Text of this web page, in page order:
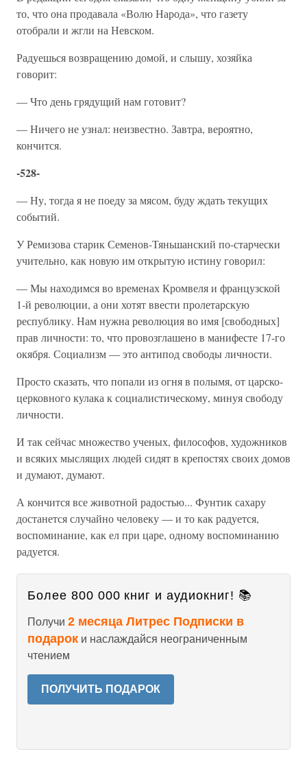
то, что она продавала «Волю Народа», что газету
отобрали и жгли на Невском.
Радуешься возвращению домой, и слышу, хозяйка
говорит:
— Что день грядущий нам готовит?
— Ничего не узнал: неизвестно. Завтра, вероятно,
кончится.
-528-
— Ну, тогда я не поеду за мясом, буду ждать текущих
событий.
У Ремизова старик Семенов-Тяньшанский по-старчески
учительно, как новую им открытую истину говорил:
— Мы находимся во временах Кромвеля и французской
1-й революции, а они хотят ввести пролетарскую
республику. Нам нужна революция во имя [свободных]
прав личности: то, что провозглашено в манифесте 17-го
окября. Социализм — это антипод свободы личности.
Просто сказать, что попали из огня в полымя, от царско-
церковного кулака к социалистическому, минуя свободу
личности.
И так сейчас множество ученых, философов, художников
и всяких мыслящих людей сидят в крепостях своих домов
и думают, думают.
А кончится все животной радостью... Фунтик сахару
достанется случайно человеку — и то как радуется,
воспоминание, как ел при царе, одному воспоминанию
радуется.
Более 800 000 книг и аудиокниг! 📚
Получи 2 месяца Литрес Подписки в
подарок и наслаждайся неограниченным
чтением
ПОЛУЧИТЬ ПОДАРОК